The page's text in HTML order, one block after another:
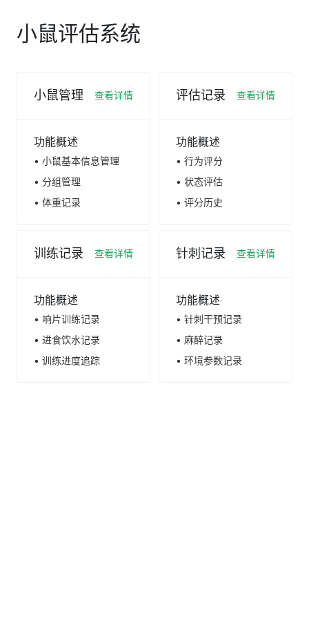
小鼠评估系统
小鼠管理 查看详情
功能概述
• 小鼠基本信息管理
• 分组管理
• 体重记录
评估记录 查看详情
功能概述
• 行为评分
• 状态评估
• 评分历史
训练记录 查看详情
功能概述
• 响片训练记录
• 进食饮水记录
• 训练进度追踪
针刺记录 查看详情
功能概述
• 针刺干预记录
• 麻醉记录
• 环境参数记录